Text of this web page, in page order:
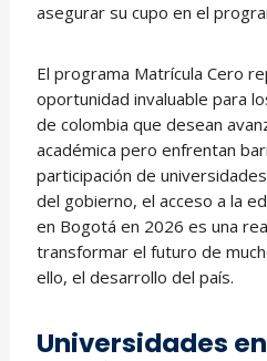
asegurar su cupo en el
El programa Matrícula Cero
oportunidad invaluable para
de colombia que desean
académica pero enfrentan
participación de
del gobierno, el acceso a la
en Bogotá en 2026 es una
transformar el futuro de
ello, el desarrollo del país.
Universidades